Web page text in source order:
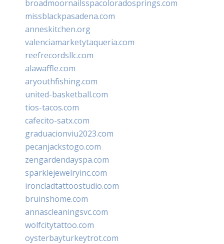
broadmoornailsspacoloradosprings.com
missblackpasadena.com
anneskitchen.org
valenciamarketytaqueria.com
reefrecordsllc.com
alawaffle.com
aryouthfishing.com
united-basketball.com
tios-tacos.com
cafecito-satx.com
graduacionviu2023.com
pecanjackstogo.com
zengardendayspa.com
sparklejewelryinc.com
ironcladtattoostudio.com
bruinshome.com
annascleaningsvc.com
wolfcitytattoo.com
oysterbayturkeytrot.com